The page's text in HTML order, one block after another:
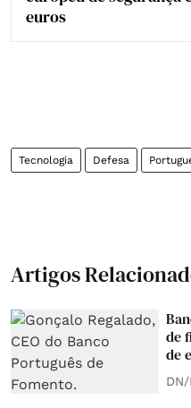
euros
Tecnologia Defesa
Artigos
de
de